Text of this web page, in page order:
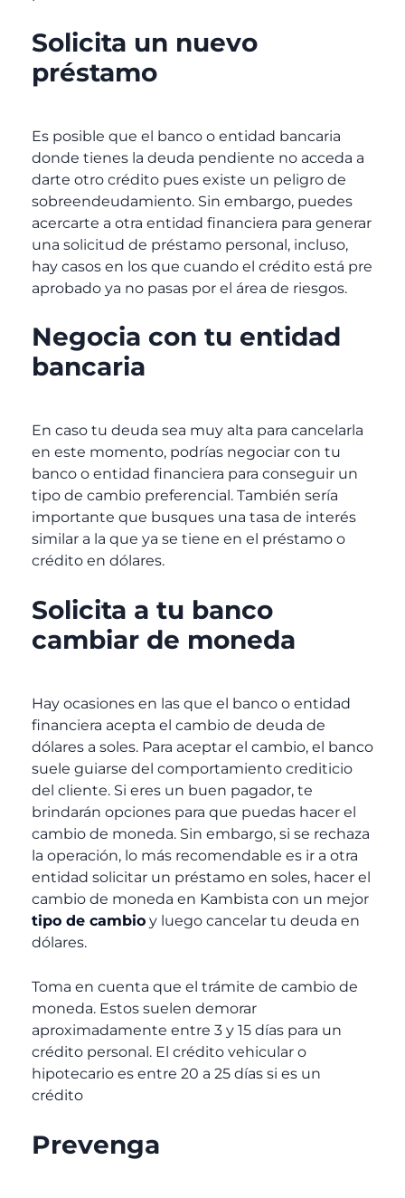
Solicita un nuevo
préstamo
Es posible que el banco o entidad bancaria
donde tienes la deuda pendiente no acceda a
darte otro crédito pues existe un peligro de
sobreendeudamiento. Sin embargo, puedes
acercarte a otra entidad financiera para generar
una solicitud de préstamo personal, incluso,
hay casos en los que cuando el crédito está pre
aprobado ya no pasas por el área de riesgos.
Negocia con tu entidad
bancaria
En caso tu deuda sea muy alta para cancelarla
en este momento, podrías negociar con tu
banco o entidad financiera para conseguir un
tipo de cambio preferencial. También sería
importante que busques una tasa de interés
similar a la que ya se tiene en el préstamo o
crédito en dólares.
Solicita a tu banco
cambiar de moneda
Hay ocasiones en las que el banco o entidad
financiera acepta el cambio de deuda de
dólares a soles. Para aceptar el cambio, el banco
suele guiarse del comportamiento crediticio
del cliente. Si eres un buen pagador, te
brindarán opciones para que puedas hacer el
cambio de moneda. Sin embargo, si se rechaza
la operación, lo más recomendable es ir a otra
entidad solicitar un préstamo en soles, hacer el
cambio de moneda en Kambista con un mejor
tipo de cambio y luego cancelar tu deuda en
dólares.
Toma en cuenta que el trámite de cambio de
moneda. Estos suelen demorar
aproximadamente entre 3 y 15 días para un
crédito personal. El crédito vehicular o
hipotecario es entre 20 a 25 días si es un
crédito
Prevenga